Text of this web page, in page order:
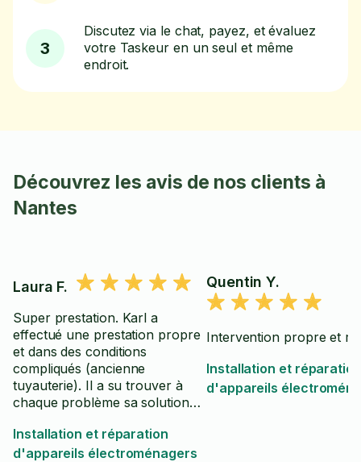
3
Discutez via le chat, payez, et évaluez
votre Taskeur en un seul et même
endroit.
Découvrez les avis de nos clients à
Nantes
Laura F.
Super prestation. Karl a
effectué une prestation propre
et dans des conditions
compliqués (ancienne
tuyauterie). Il a su trouver à
chaque problème sa solution
résultat.
Installation et réparation
d'appareils électroménagers
Quentin Y.
Intervention propre et
Installation et réparation
d'appareils